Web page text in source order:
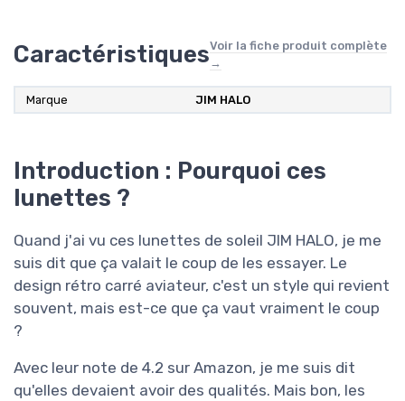
CaractéristiquesVoir la fiche produit complète
→
Marque JIM HALO
Introduction : Pourquoi ces
lunettes ?
Quand j'ai vu ces lunettes de soleil JIM HALO, je me
suis dit que ça valait le coup de les essayer. Le
design rétro carré aviateur, c'est un style qui revient
souvent, mais est-ce que ça vaut vraiment le coup
?
Avec leur note de 4.2 sur Amazon, je me suis dit
qu'elles devaient avoir des qualités. Mais bon, les